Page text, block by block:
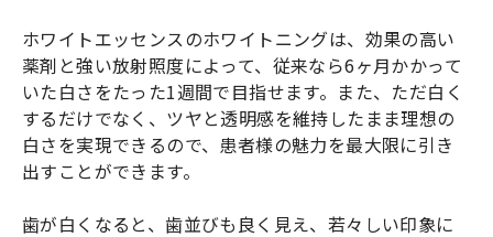
ホワイトエッセンスのホワイトニングは、効果の高い
薬剤と強い放射照度によって、従来なら6ヶ月かかって
いた白さをたった1週間で目指せます。また、ただ白く
するだけでなく、ツヤと透明感を維持したまま理想の
白さを実現できるので、患者様の魅力を最大限に引き
出すことができます。
歯が白くなると、歯並びも良く見え、若々しい印象に